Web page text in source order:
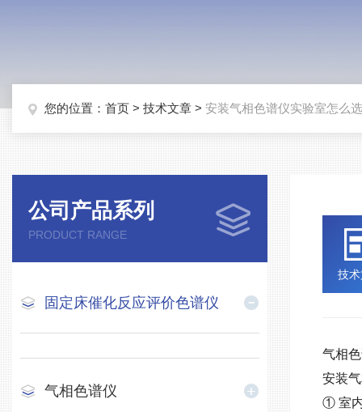
您的位置： 首页 > 技术文章 > 安装气相色谱仪实验室怎么选
公司产品系列
PRODUCT RANGE
固定床催化反应评价色谱仪
气相色谱仪
技
气相
安装
① 室